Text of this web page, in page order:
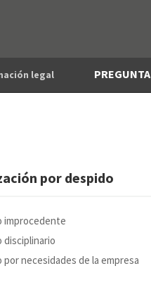
legal PREGUNTA
por despido
improcedente
disciplinario
por necesidades de la empresa